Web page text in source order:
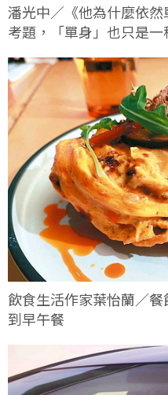
潘光中／《他為什麼依
考題，「單身」也只是
飲食生活作家葉怡蘭／
到早午餐